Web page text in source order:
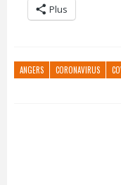
Plus
ANGERS CORONAVIRUS